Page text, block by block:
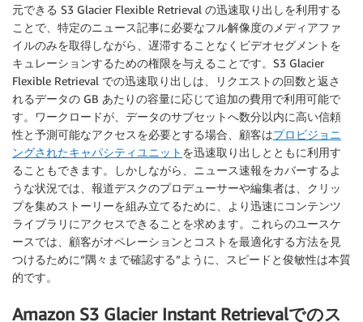
元できる S3 Glacier Flexible Retrieval の迅速取り出しを利用する
ことで、特定のニュース記事に必要なフル解像度のメディアファ
イルのみを取得しながら、遅滞することなくビデオセグメントを
キュレーションするための権限を与えることです。S3 Glacier
Flexible Retrieval での迅速取り出しは、リクエストの回数と返さ
れるデータの GB あたりの容量に応じて追加の費用で利用可能で
す。ワークロードが、データのサブセットへ数分以内に高い信頼
性と予測可能なアクセスを必要とする場合、顧客はプロビジョニ
ングされたキャパシティユニット を迅速取り出しとともに利用す
ることもできます。しかしながら、ニュース速報をカバーするよ
うな状況では、報道デスクのプロデューサーや編集者は、クリッ
プを集めストーリーを組み立てるために、より迅速にコンテンツ
ライブラリにアクセスできることを求めます。これらのユースケ
ースでは、顧客がオペレーションとコストを最適化する方法を見
つけるために“隅々まで確認する”ように、スピードと俊敏性は本質
的です。
Amazon S3 Glacier Instant Retrievalでのス